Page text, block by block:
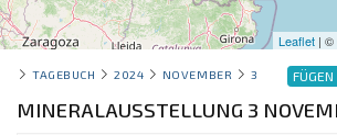
Leaflet | ©
FÜGEN
TAGEBUCH 2024 NOVEMBER 3
MINERALAUSSTELLUNG 3